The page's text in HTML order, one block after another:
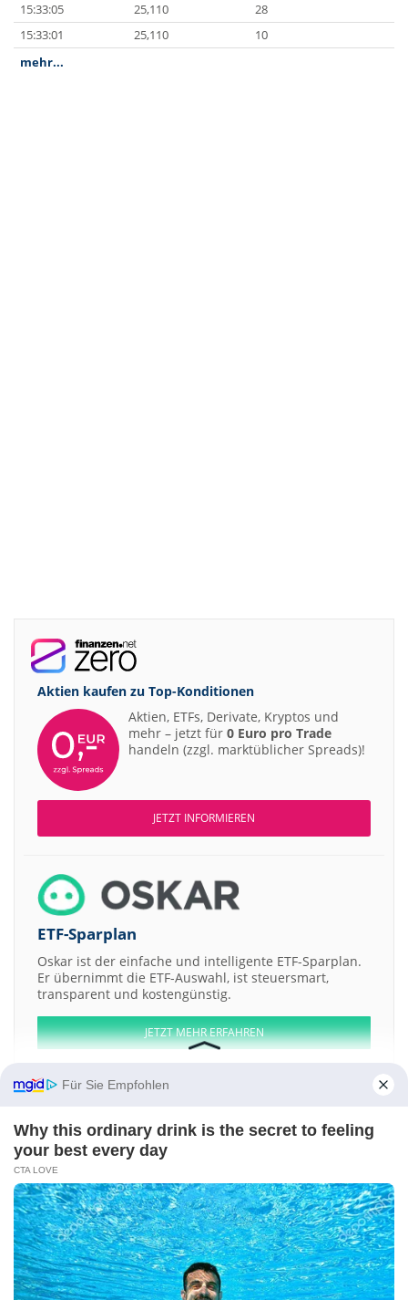
15:33:05
25,110
28
15:33:01
25,110
10
mehr...
Aktien kaufen zu Top-Konditionen
Aktien, ETFs, Derivate, Kryptos und
mehr – jetzt für 0 Euro pro Trade
handeln (zzgl. marktüblicher Spreads)!
JETZT INFORMIEREN
ETF-Sparplan
Oskar ist der einfache und intelligente ETF-Sparplan.
Er übernimmt die ETF-Auswahl, ist steuersmart,
transparent und kostengünstig.
JETZT MEHR ERFAHREN
Aktien ATX DAX EuroStoxx 50 Dow Jones NASDAQ 100 Nikkei 225
Weitere Aktien:
MyoKardia DEMIRE Deutsche Mittelstand Real Estate Straits
Resources Rox Resources Carbine Tungsten
Kontakt-Impressum-Werbung-Barrierefreiheit
Sitemap-Datenschutz-Disclaimer-AGB-Privatsphäre-Einstellungen
Für Sie Empfohlen
Why this ordinary drink is the secret to feeling
your best every day
CTA LOVE